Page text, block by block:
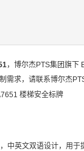
，博尔杰PTS集团旗下
需求，请联系博尔杰
中英文双语设计，用